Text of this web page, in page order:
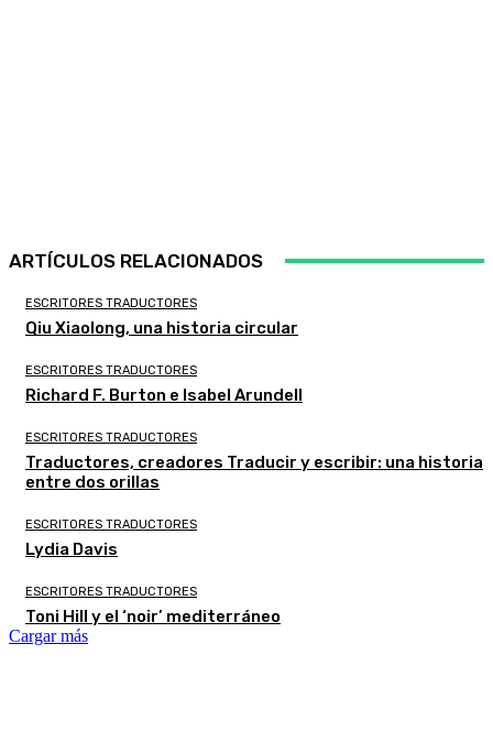
ARTÍCULOS RELACIONADOS
ESCRITORES TRADUCTORES
Qiu Xiaolong, una historia circular
ESCRITORES TRADUCTORES
Richard F. Burton e Isabel Arundell
ESCRITORES TRADUCTORES
Traductores, creadores Traducir y escribir: una historia
entre dos orillas
ESCRITORES TRADUCTORES
Lydia Davis
ESCRITORES TRADUCTORES
Toni Hill y el ‘noir’ mediterráneo
Cargar más